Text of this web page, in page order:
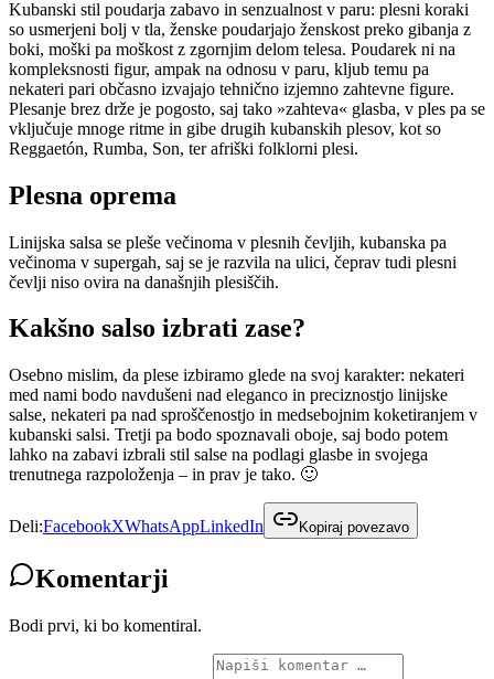
Kubanski stil poudarja zabavo in senzualnost v paru: plesni koraki
so usmerjeni bolj v tla, ženske poudarjajo ženskost preko gibanja z
boki, moški pa moškost z zgornjim delom telesa. Poudarek ni na
kompleksnosti figur, ampak na odnosu v paru, kljub temu pa
nekateri pari občasno izvajajo tehnično izjemno zahtevne figure.
Plesanje brez drže je pogosto, saj tako »zahteva« glasba, v ples pa se
vključuje mnoge ritme in gibe drugih kubanskih plesov, kot so
Reggaetón, Rumba, Son, ter afriški folklorni plesi.
Plesna oprema
Linijska salsa se pleše večinoma v plesnih čevljih, kubanska pa
večinoma v supergah, saj se je razvila na ulici, čeprav tudi plesni
čevlji niso ovira na današnjih plesiščih.
Kakšno salso izbrati zase?
Osebno mislim, da plese izbiramo glede na svoj karakter: nekateri
med nami bodo navdušeni nad eleganco in preciznostjo linijske
salse, nekateri pa nad sproščenostjo in medsebojnim koketiranjem v
kubanski salsi. Tretji pa bodo spoznavali oboje, saj bodo potem
lahko na zabavi izbrali stil salse na podlagi glasbe in svojega
trenutnega razpoloženja – in prav je tako. 🙂
Deli:FacebookXWhatsAppLinkedIn Kopiraj povezavo
Komentarji
Bodi prvi, ki bo komentiral.